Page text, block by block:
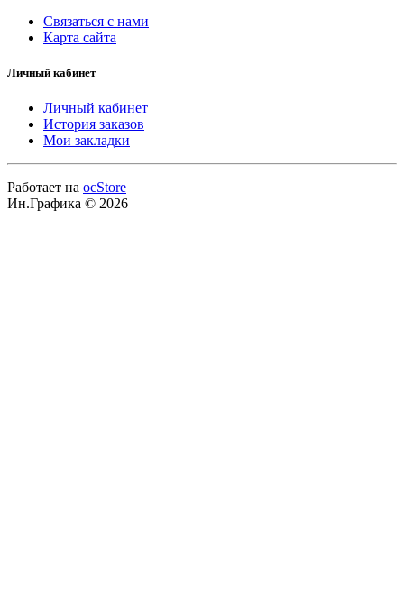
Связаться с нами
Карта сайта
Личный кабинет
Личный кабинет
История заказов
Мои закладки
Работает на ocStore
Ин.Графика © 2026